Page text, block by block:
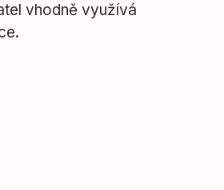
vhodně využívá